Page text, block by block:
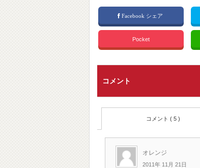
Facebook シェア
Pocket
コメント
コメント ( 5 )
オレンジ
2011年 11月 21日